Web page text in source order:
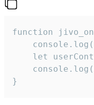
function
let
}